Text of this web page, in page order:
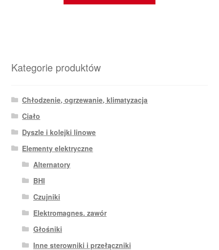
Kategorie produktów
Chłodzenie, ogrzewanie, klimatyzacja
Ciało
Dyszle i kolejki linowe
Elementy elektryczne
Alternatory
BHI
Czujniki
Elektromagnes. zawór
Głośniki
Inne sterowniki i przełączniki